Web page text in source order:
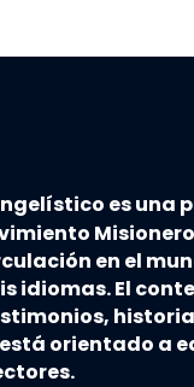
es una
en el
idiomas. El
orientado a